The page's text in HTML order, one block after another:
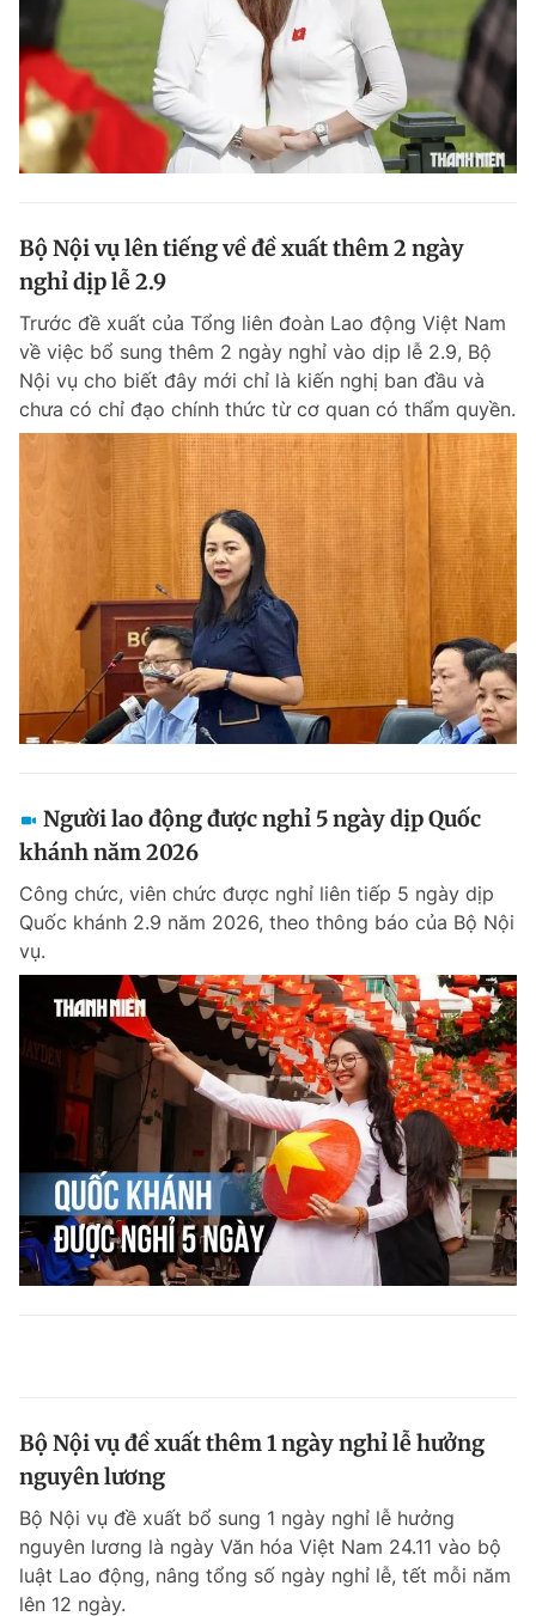
Bộ Nội vụ lên tiếng về đề xuất thêm 2 ngày
nghỉ dịp lễ 2.9
Trước đề xuất của Tổng liên đoàn Lao động Việt Nam
về việc bổ sung thêm 2 ngày nghỉ vào dịp lễ 2.9, Bộ
Nội vụ cho biết đây mới chỉ là kiến nghị ban đầu và
chưa có chỉ đạo chính thức từ cơ quan có thẩm quyền.
Người lao động được nghỉ 5 ngày dịp Quốc
khánh năm 2026
Công chức, viên chức được nghỉ liên tiếp 5 ngày dịp
Quốc khánh 2.9 năm 2026, theo thông báo của Bộ Nội
vụ.
Bộ Nội vụ đề xuất thêm 1 ngày nghỉ lễ hưởng
nguyên lương
Bộ Nội vụ đề xuất bổ sung 1 ngày nghỉ lễ hưởng
nguyên lương là ngày Văn hóa Việt Nam 24.11 vào bộ
luật Lao động, nâng tổng số ngày nghỉ lễ, tết mỗi năm
lên 12 ngày.